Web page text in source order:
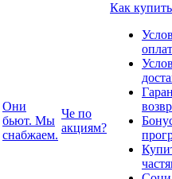
Они
бьют. Мы
снабжаем.
Че по
акциям?
Как купить